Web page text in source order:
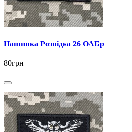
Нашивка Розвідка 26 ОАБр
80грн